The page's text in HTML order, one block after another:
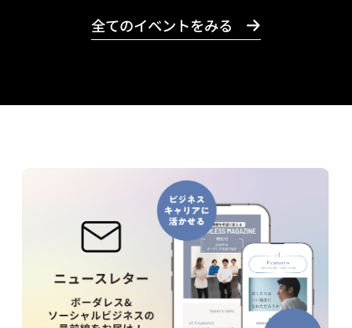
全てのイベントをみる